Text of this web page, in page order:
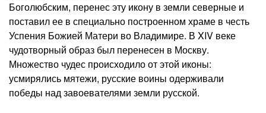
Боголюбским, перенес эту икону в земли северные и
поставил ее в специально построенном храме в честь
Успения Божией Матери во Владимире. В XIV веке
чудотворный образ был перенесен в Москву.
Множество чудес происходило от этой иконы:
усмирялись мятежи, русские воины одерживали
победы над завоевателями земли русской.